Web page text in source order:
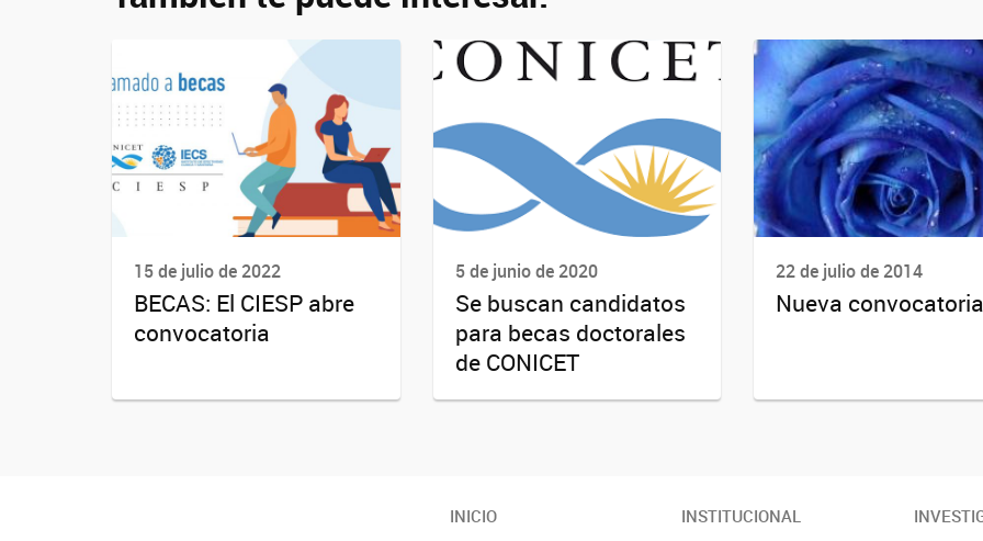
15 de julio de 2022
BECAS: El CIESP abre
convocatoria
5 de junio de 2020
Se buscan candidatos
para becas doctorales
de CONICET
22 de julio de 2014
Nueva convocatoria
INICIO INSTITUCIONAL